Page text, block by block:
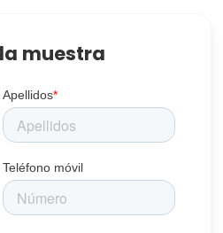
muestra
Apellidos*
Teléfono móvil